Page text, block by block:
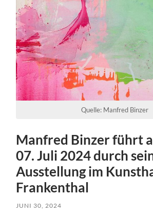
Quelle: Manfred Binzer
Manfred Binzer führt
07. Juli 2024 durch
Ausstellung im
Frankenthal
JUNI 30, 2024